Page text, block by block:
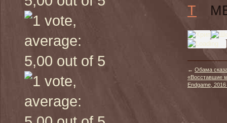
Т
← Обама
«Восставшие
Endgame,